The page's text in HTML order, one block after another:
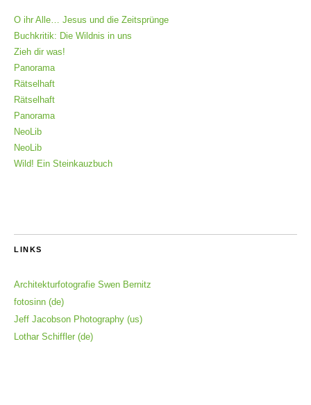
O ihr Alle… Jesus und die Zeitsprünge
Buchkritik: Die Wildnis in uns
Zieh dir was!
Panorama
Rätselhaft
Rätselhaft
Panorama
NeoLib
NeoLib
Wild! Ein Steinkauzbuch
LINKS
Architekturfotografie Swen Bernitz
fotosinn (de)
Jeff Jacobson Photography (us)
Lothar Schiffler (de)